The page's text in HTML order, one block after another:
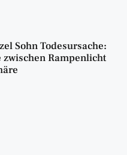
Sohn Todesursache:
Rampenlicht